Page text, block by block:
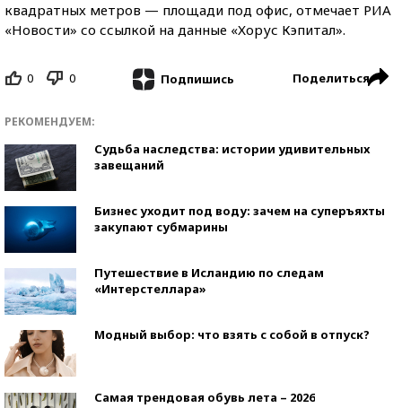
квадратных метров — площади под офис, отмечает РИА
«Новости» со ссылкой на данные «Хорус Кэпитал».
0 0 Подпишись Поделиться
РЕКОМЕНДУЕМ:
Судьба наследства: истории удивительных
завещаний
Бизнес уходит под воду: зачем на суперъяхты
закупают субмарины
Путешествие в Исландию по следам
«Интерстеллара»
Модный выбор: что взять с собой в отпуск?
Самая трендовая обувь лета – 2026